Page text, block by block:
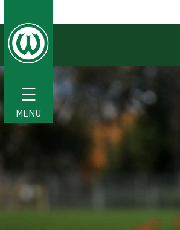
☰
MENU